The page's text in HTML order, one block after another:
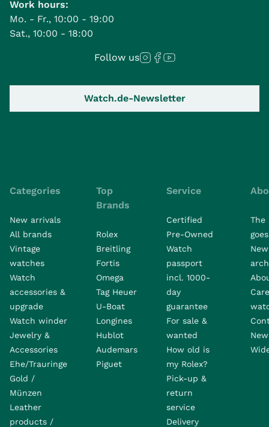
Work hours:
Mo. - Fr., 10:00 - 19:00
Sat., 10:00 - 18:00
Follow us
Watch.de-Newsletter
Categories
New arrivals
All brands
Vintage
watches
Watch
accessories &
upgrade
Watch winder
Jewelry &
Accessories
Ehe/Trauringe
Gold /
Münzen
Leather
products /
Top
Brands
Rolex
Breitling
Fortis
Omega
Tag Heuer
U-Boat
Longines
Hublot
Audemars
Piguet
Service
Certified
Pre-Owned
Watch
passport
incl. 1000-
day
guarantee
For sale &
wanted
How old is
my Rolex?
Pick-up &
return
service
Delivery
The